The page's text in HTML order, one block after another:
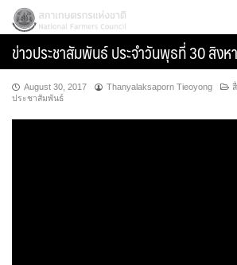
Skip
content
สภาเกษตรกรแห่งชาติ
ข่าวประชาสัมพันธ์ ประจำวันพุธที่ 30 สิง
August 30, 2017 Thanyalaksaporn Tieoyong
ประชาสัมพันธ์